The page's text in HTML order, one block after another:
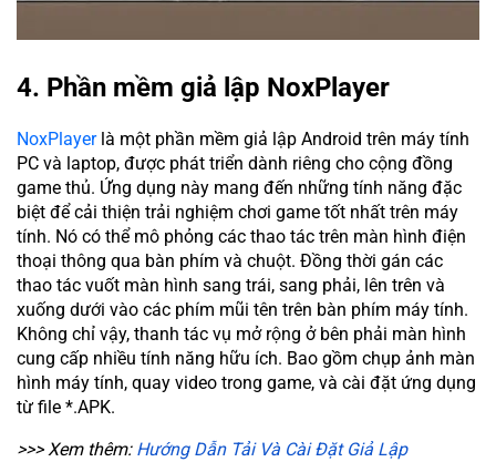
4. Phần mềm giả lập NoxPlayer
NoxPlayerlà một phần mềm giả lập Android trên máy tính
PC và laptop, được phát triển dành riêng cho cộng đồng
game thủ. Ứng dụng này mang đến những tính năng đặc
biệt để cải thiện trải nghiệm chơi game tốt nhất trên máy
tính. Nó có thể mô phỏng các thao tác trên màn hình điện
thoại thông qua bàn phím và chuột. Đồng thời gán các
thao tác vuốt màn hình sang trái, sang phải, lên trên và
xuống dưới vào các phím mũi tên trên bàn phím máy tính.
Không chỉ vậy, thanh tác vụ mở rộng ở bên phải màn hình
cung cấp nhiều tính năng hữu ích. Bao gồm chụp ảnh màn
hình máy tính, quay video trong game, và cài đặt ứng dụng
từ file *.APK.
>>> Xem thêm: Hướng Dẫn Tải Và Cài Đặt Giả Lập